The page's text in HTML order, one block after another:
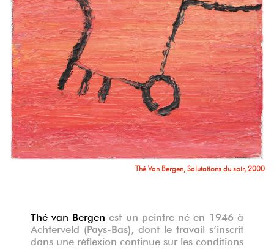
Thé Van Bergen, Salutations du soir, 2000
Thé van Bergen est un peintre né en 1946 à
Achterveld (Pays-Bas), dont le travail s’inscrit
dans une réflexion continue sur les conditions